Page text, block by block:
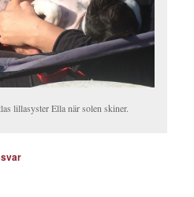
lillasyster Ella när solen skiner.
svar